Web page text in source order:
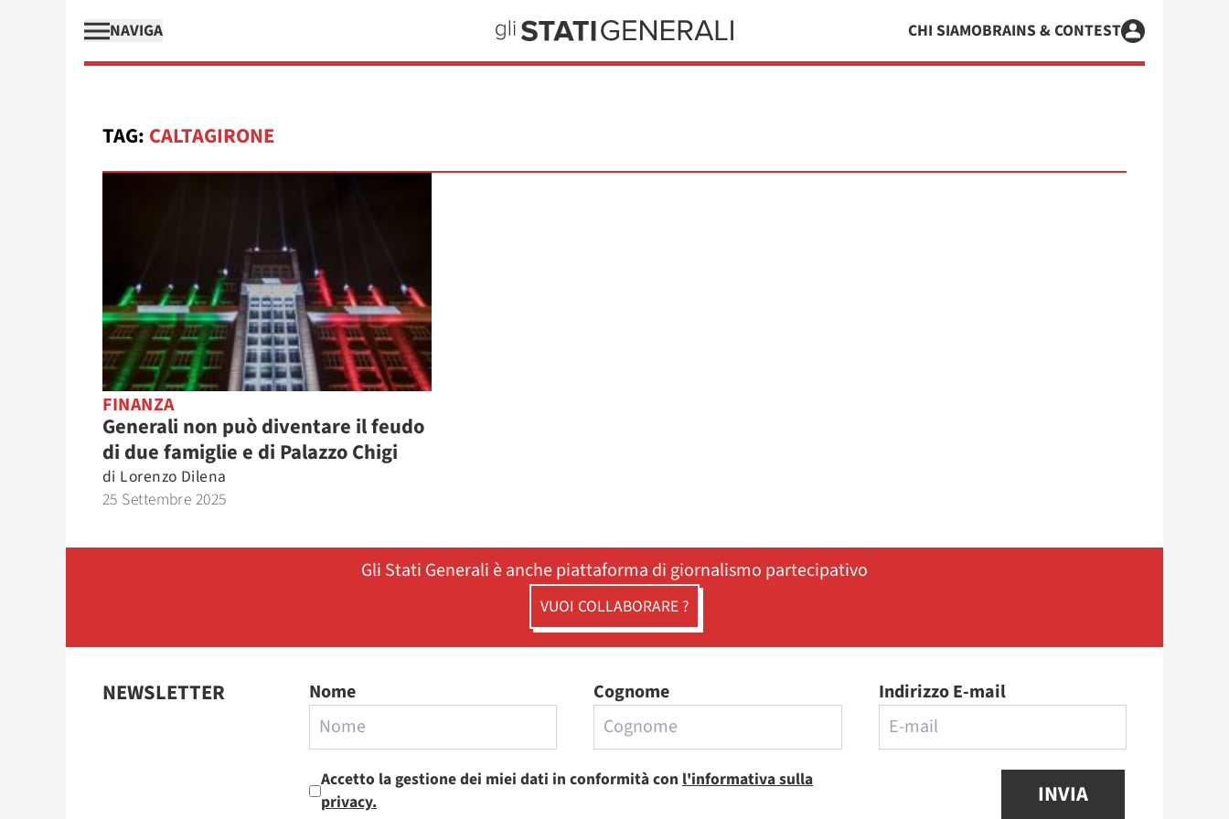
NAVIGA CHI SIAMOBRAINS & CONTEST
TAG: CALTAGIRONE
FINANZA
Generali non può diventare il feudo
di due famiglie e di Palazzo Chigi
di Lorenzo Dilena
25 Settembre 2025
Gli Stati Generali è anche piattaforma di giornalismo partecipativo
VUOI COLLABORARE ?
NEWSLETTER Nome Cognome Indirizzo E-mail
Accetto la gestione dei miei dati in conformità con l'informativa sulla
privacy.
INVIA